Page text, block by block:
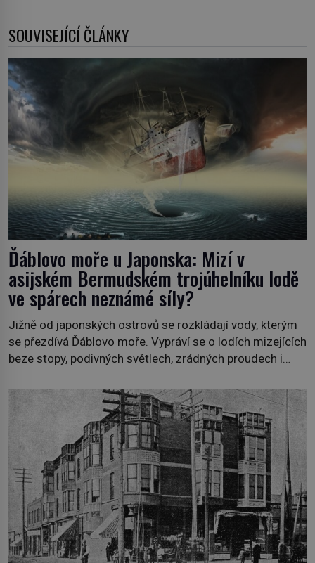
SOUVISEJÍCÍ ČLÁNKY
Ďáblovo moře u Japonska: Mizí v
asijském Bermudském trojúhelníku lodě
ve spárech neznámé síly?
Jižně od japonských ostrovů se rozkládají vody, kterým
se přezdívá Ďáblovo moře. Vypráví se o lodích mizejících
beze stopy, podivných světlech, zrádných proudech i
dávných legendách. Je tichomořský Dračí trojúhelník
skutečně prokletým místem, nebo se zde jen
nebezpečná příroda proměnila v jednu z
nejpůsobivějších námořních záhad? […]